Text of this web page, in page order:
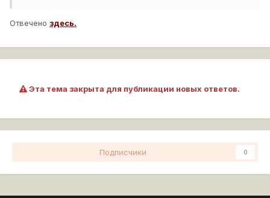
Отвечено здесь.
Эта тема закрыта для публикации новых ответов.
Подписчики 0